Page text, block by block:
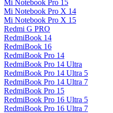
Mi Notebook Pro 15
Mi Notebook Pro X 14
Mi Notebook Pro X 15
Redmi G PRO
RedmiBook 14
RedmiBook 16
RedmiBook Pro 14
RedmiBook Pro 14 Ultra
RedmiBook Pro 14 Ultra 5
RedmiBook Pro 14 Ultra 7
RedmiBook Pro 15
RedmiBook Pro 16 Ultra 5
RedmiBook Pro 16 Ultra 7